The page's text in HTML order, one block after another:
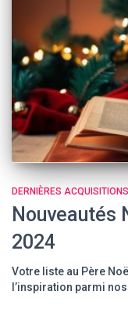
DERNIÈRES ACQUISITIONS
Nouveautés
2024
Votre liste au Père
l’inspiration parmi